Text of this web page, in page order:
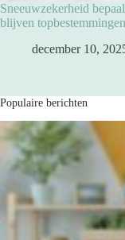
Sneeuwzekerheid
blijven topbestemmingen
december 10,
Populaire berichten